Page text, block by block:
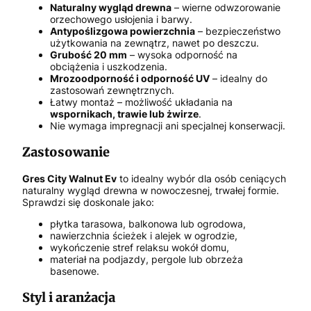
Naturalny wygląd drewna – wierne odwzorowanie
orzechowego usłojenia i barwy.
Antypoślizgowa powierzchnia – bezpieczeństwo
użytkowania na zewnątrz, nawet po deszczu.
Grubość 20 mm – wysoka odporność na
obciążenia i uszkodzenia.
Mrozoodporność i odporność UV – idealny do
zastosowań zewnętrznych.
Łatwy montaż – możliwość układania na
wspornikach, trawie lub żwirze.
Nie wymaga impregnacji ani specjalnej konserwacji.
Zastosowanie
Gres City Walnut Ev to idealny wybór dla osób ceniących
naturalny wygląd drewna w nowoczesnej, trwałej formie.
Sprawdzi się doskonale jako:
płytka tarasowa, balkonowa lub ogrodowa,
nawierzchnia ścieżek i alejek w ogrodzie,
wykończenie stref relaksu wokół domu,
materiał na podjazdy, pergole lub obrzeża
basenowe.
Styl i aranżacja